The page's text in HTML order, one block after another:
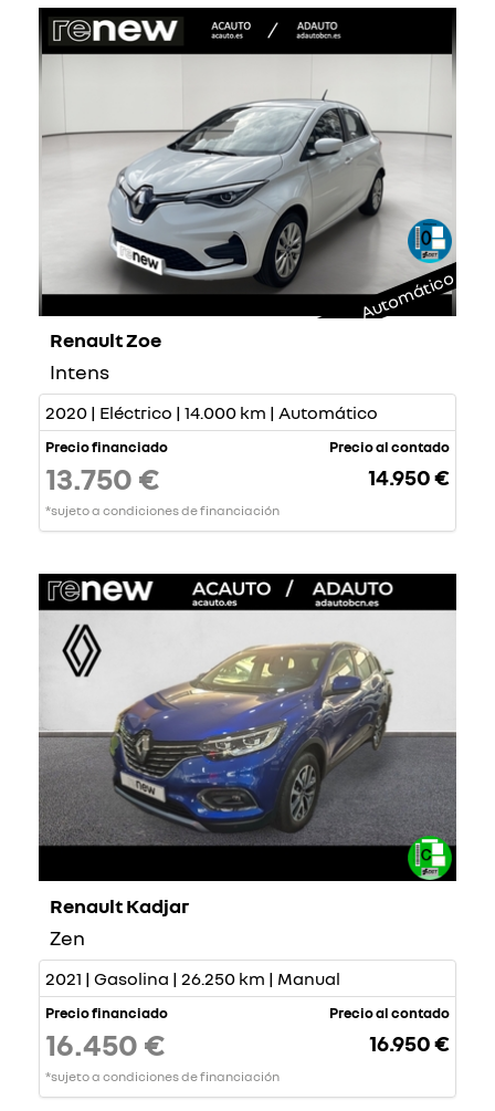
Automático
Renault Zoe
Intens
2020 | Eléctrico | 14.000 km | Automático
Precio financiado
13.750 €
*sujeto a condiciones de financiación
Precio al contado
14.950 €
Renault Kadjar
Zen
2021 | Gasolina | 26.250 km | Manual
Precio financiado
16.450 €
*sujeto a condiciones de financiación
Precio al contado
16.950 €